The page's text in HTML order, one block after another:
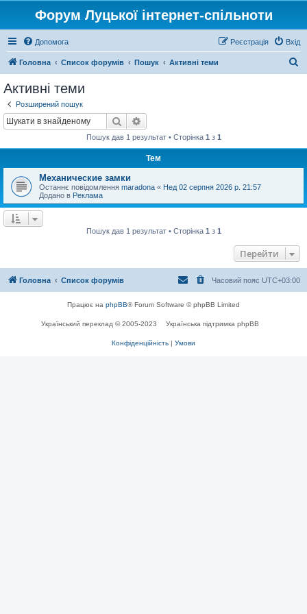
Форум Луцької інтернет-спільноти
Допомога Вхід
Реєстрація
Головна Список форумів Пошук Активні теми
Активні теми
Розширений пошук
Пошук
Пошук дав 1 результат • Сторінка 1 з 1
Тем
Механические замки
Останнє повідомлення maradona « Нед 02 серпня 2026 р. 21:57
Додано в Реклама
Пошук дав 1 результат • Сторінка 1 з 1
Перейти
Головна Список форумів Часовий пояс UTC+03:00
Працює на phpBB® Forum Software © phpBB Limited
Український переклад © 2005-2023 Українська підтримка phpBB
Конфіденційність | Умови